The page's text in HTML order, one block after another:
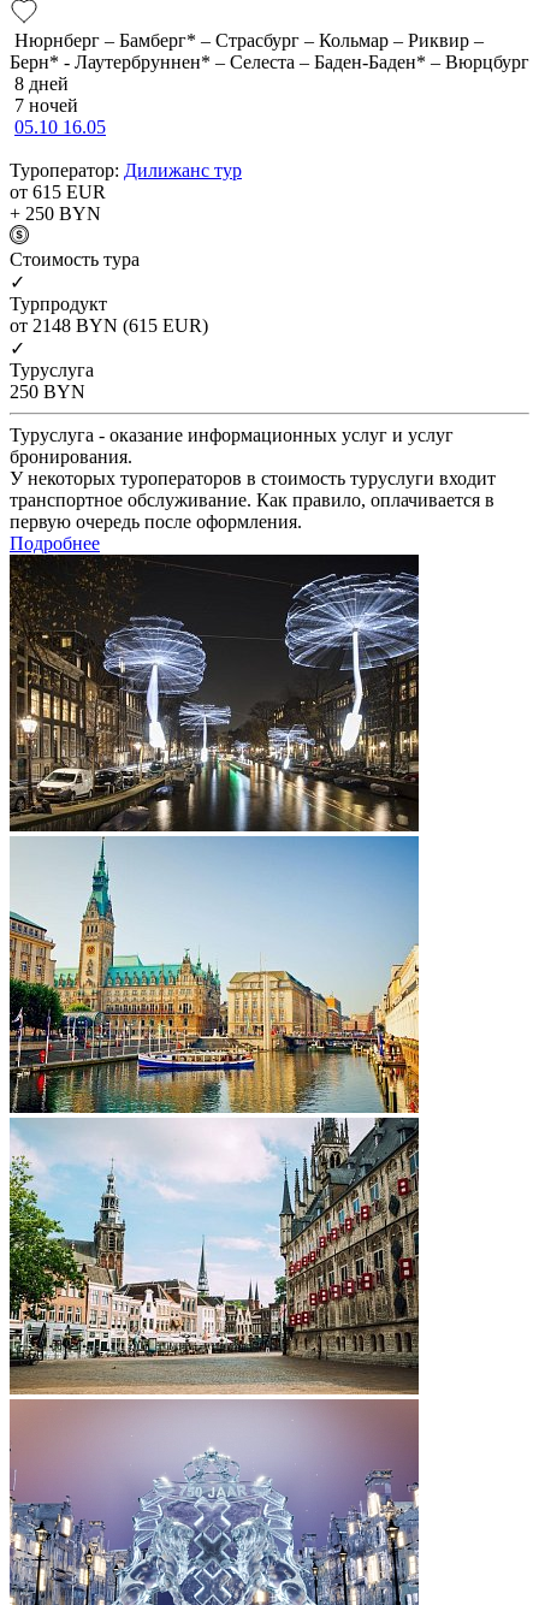
Нюрнберг – Бамберг* – Страсбург – Кольмар – Риквир –
Берн* - Лаутербруннен* – Селеста – Баден-Баден* – Вюрцбург
8 дней
7 ночей
05.10 16.05
Туроператор: Дилижанс тур
от 615 EUR
+ 250 BYN
Cтоимость тура
✓
Турпродукт
от 2148 BYN (615 EUR)
✓
Туруслуга
250 BYN
Туруслуга - оказание информационных услуг и услуг
бронирования.
У некоторых туроператоров в стоимость туруслуги входит
транспортное обслуживание. Как правило, оплачивается в
первую очередь после оформления.
Подробнее